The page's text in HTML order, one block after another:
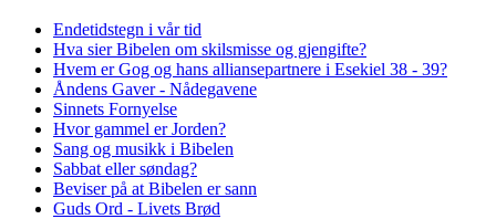
Endetidstegn i vår tid
Hva sier Bibelen om skilsmisse og gjengifte?
Hvem er Gog og hans alliansepartnere i Esekiel 38 - 39?
Åndens Gaver - Nådegavene
Sinnets Fornyelse
Hvor gammel er Jorden?
Sang og musikk i Bibelen
Sabbat eller søndag?
Beviser på at Bibelen er sann
Guds Ord - Livets Brød